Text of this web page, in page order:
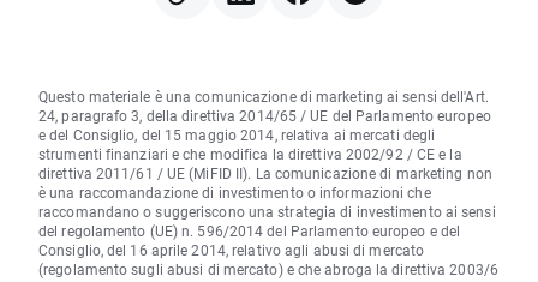
Questo materiale è una comunicazione di marketing ai sensi dell'Art.
24, paragrafo 3, della direttiva 2014/65 / UE del Parlamento europeo
e del Consiglio, del 15 maggio 2014, relativa ai mercati degli
strumenti finanziari e che modifica la direttiva 2002/92 / CE e la
direttiva 2011/61 / UE (MiFID II). La comunicazione di marketing non
è una raccomandazione di investimento o informazioni che
raccomandano o suggeriscono una strategia di investimento ai sensi
del regolamento (UE) n. 596/2014 del Parlamento europeo e del
Consiglio, del 16 aprile 2014, relativo agli abusi di mercato
(regolamento sugli abusi di mercato) e che abroga la direttiva 2003/6